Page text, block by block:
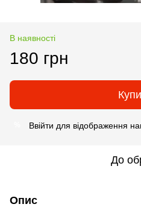
В наявності
180 грн
Ввійти для відображення
До
Опис